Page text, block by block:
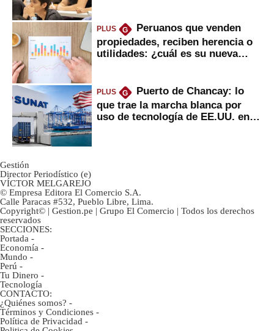
PLUS G
Peruanos que venden
propiedades, reciben herencia o
utilidades: ¿cuál es su nueva
PLUS G
Puerto de Chancay: lo
que trae la marcha blanca por
uso de tecnología de EE.UU. en
Gestión
Director Periodístico (e)
VÍCTOR MELGAREJO
© Empresa Editora El Comercio S.A.
Calle Paracas #532, Pueblo Libre, Lima.
Copyright© | Gestion.pe | Grupo El Comercio | Todos los derechos
reservados
SECCIONES:
Portada -
Economía -
Mundo -
Perú -
Tu Dinero -
Tecnología
CONTACTO:
¿Quiénes somos? -
Términos y Condiciones -
Política de Privacidad -